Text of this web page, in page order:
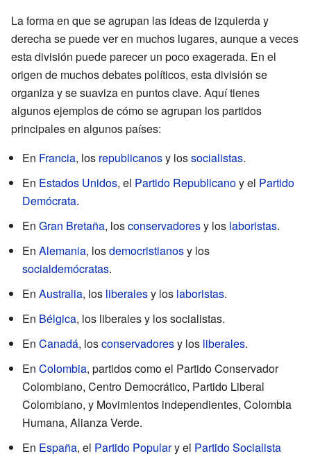
La forma en que se agrupan las ideas de izquierda y
derecha se puede ver en muchos lugares, aunque a veces
esta división puede parecer un poco exagerada. En el
origen de muchos debates políticos, esta división se
organiza y se suaviza en puntos clave. Aquí tienes
algunos ejemplos de cómo se agrupan los partidos
principales en algunos países:
En Francia, los republicanosy lossocialistas.
En Estados Unidos, el Partido Republicanoy el Partido
Demócrata.
En Gran Bretaña, losconservadoresy los laboristas.
En Alemania, losdemocristianosy los
socialdemócratas.
En Australia, los liberalesy los laboristas.
En Bélgica, los liberales y los socialistas.
En Canadá, losconservadoresy los liberales.
En Colombia, partidos como el Partido Conservador
Colombiano, Centro Democrático, Partido Liberal
Colombiano, y Movimientos independientes, Colombia
Humana, Alianza Verde.
En España, el Partido Populary el Partido Socialista